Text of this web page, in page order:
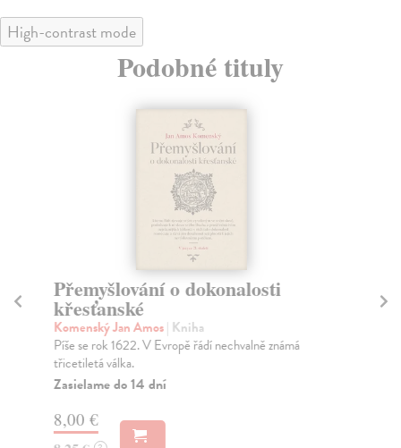
High-contrast mode
Podobné tituly
Přemyšlování o dokonalosti
křesťanské
Komenský Jan Amos| Kniha
Píše se rok 1622. V Evropě řádí nechvalně známá
třicetiletá válka.
Zasielame do 14 dní
8,00 €